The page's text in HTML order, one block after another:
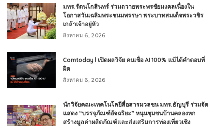
มทร.รัตนโกสินทร์ ร่วมถวายพระพรชัยมงคลเนื่องใน
โอกาสวันเฉลิมพระชนมพรรษา พระบาทสมเด็จพระวชิร
เกล้าเจ้าอยู่หัว
สิงหาคม 6, 2026
Comtoday l เปิดผลวิจัย คนเชื่อ AI 100% แม้ได้คำตอบที่
ผิด
สิงหาคม 6, 2026
นักวิจัยคณะเทคโนโลยีสื่อสารมวลชน มทร.ธัญบุรี ร่วมจัด
แสดง “บรรจุภัณฑ์อัจฉริยะ” หนุนชุมชนบ้านคลองหก
สร้างมูลค่าผลิตภัณฑ์และส่งเสริมการท่องเที่ยวเชิง